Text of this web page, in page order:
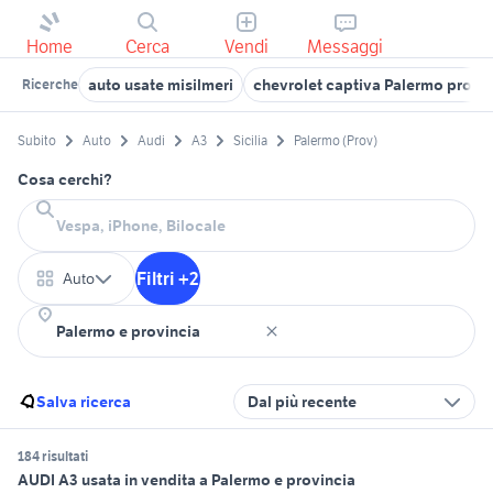
Home Cerca Vendi Messaggi
Ricerche auto usate misilmeri chevrolet captiva Palermo
Subito Auto Audi A3 Sicilia Palermo (Prov)
Cosa cerchi?
Auto Filtri +2
Salva ricerca Dal più recente
184 risultati
AUDI A3 usata in vendita a Palermo e provincia